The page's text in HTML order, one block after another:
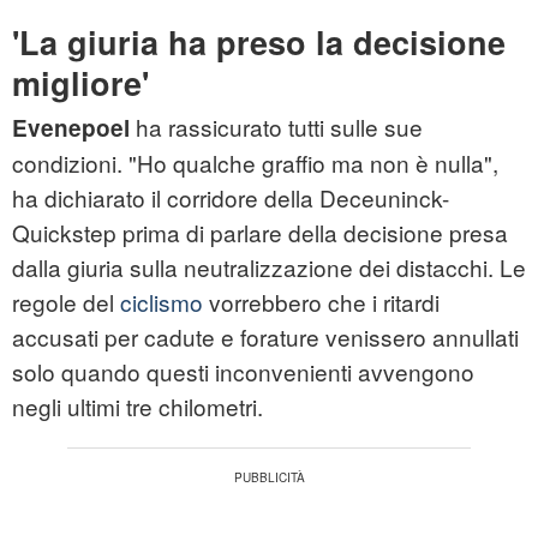
'La giuria ha preso la decisione
migliore'
Evenepoel ha rassicurato tutti sulle sue
condizioni. "Ho qualche graffio ma non è nulla",
ha dichiarato il corridore della Deceuninck-
Quickstep prima di parlare della decisione presa
dalla giuria sulla neutralizzazione dei distacchi. Le
regole del ciclismo vorrebbero che i ritardi
accusati per cadute e forature venissero annullati
solo quando questi inconvenienti avvengono
negli ultimi tre chilometri.